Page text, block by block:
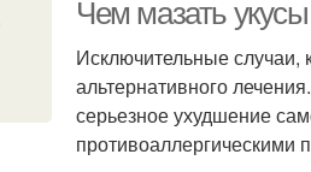
Чем мазать
Исключительные случаи,
альтернативного
серьезное ухудшение
противоаллергическими